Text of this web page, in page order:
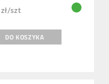
zł/szt
DO KOSZYKA